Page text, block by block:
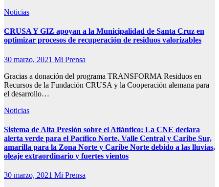
Noticias
CRUSA Y GIZ apoyan a la Municipalidad de Santa Cruz en
optimizar procesos de recuperación de residuos valorizables
30 marzo, 2021 Mi Prensa
Gracias a donación del programa TRANSFORMA Residuos en
Recursos de la Fundación CRUSA y la Cooperación alemana para
el desarrollo…
Noticias
Sistema de Alta Presión sobre el Atlántico: La CNE declara
alerta verde para el Pacífico Norte, Valle Central y Caribe Sur,
amarilla para la Zona Norte y Caribe Norte debido a las lluvias,
oleaje extraordinario y fuertes vientos
30 marzo, 2021 Mi Prensa